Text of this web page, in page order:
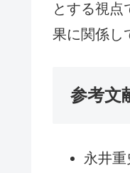
とする視点
果に関係し
参考文
永井